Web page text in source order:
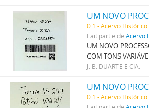
0.1 - Acervo
Fait partie deAcervo
UM NOVO
COM TONS
J. B. DUARTE E CIA.
0.1 - Acervo